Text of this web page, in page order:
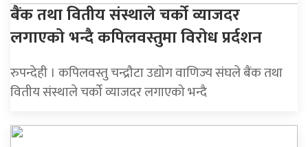
बैंक तथा वितीय संस्थाले चर्को व्याजदर
लगाएको भन्दै कपिलवस्तुमा विरोध प्रर्दशन
रुपन्देही । कपिलवस्तु चन्द्रौटा उद्योग वाणिज्य संघले बैंक तथा
वितीय संस्थाले चर्को व्याजदर लगाएको भन्दै